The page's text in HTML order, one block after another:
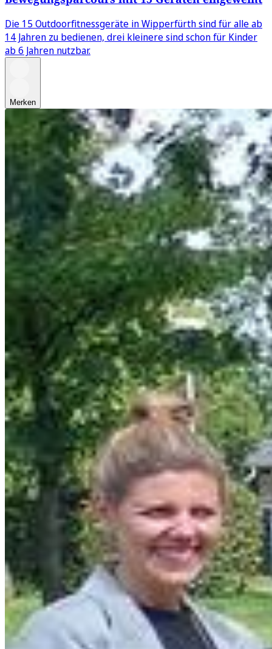
Die 15 Outdoorfitnessgeräte in Wipperfürth sind für alle ab
14 Jahren zu bedienen, drei kleinere sind schon für Kinder
ab 6 Jahren nutzbar.
Merken